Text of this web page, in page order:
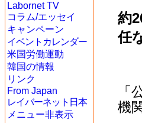
Labornet TV
コラム/エッセイ
キャンペーン
イベントカレンダー
米国労働運動
韓国の情報
リンク
From Japan
レイバーネット日本
メニュー非表示
約
任
「
機